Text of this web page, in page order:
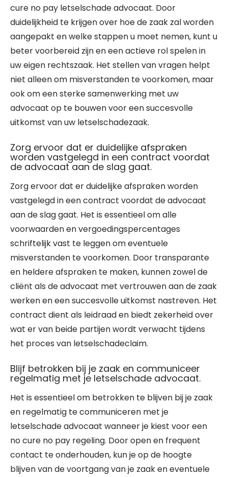
cure no pay letselschade advocaat. Door
duidelijkheid te krijgen over hoe de zaak zal worden
aangepakt en welke stappen u moet nemen, kunt u
beter voorbereid zijn en een actieve rol spelen in
uw eigen rechtszaak. Het stellen van vragen helpt
niet alleen om misverstanden te voorkomen, maar
ook om een sterke samenwerking met uw
advocaat op te bouwen voor een succesvolle
uitkomst van uw letselschadezaak.
Zorg ervoor dat er duidelijke afspraken
worden vastgelegd in een contract voordat
de advocaat aan de slag gaat.
Zorg ervoor dat er duidelijke afspraken worden
vastgelegd in een contract voordat de advocaat
aan de slag gaat. Het is essentieel om alle
voorwaarden en vergoedingspercentages
schriftelijk vast te leggen om eventuele
misverstanden te voorkomen. Door transparante
en heldere afspraken te maken, kunnen zowel de
cliënt als de advocaat met vertrouwen aan de zaak
werken en een succesvolle uitkomst nastreven. Het
contract dient als leidraad en biedt zekerheid over
wat er van beide partijen wordt verwacht tijdens
het proces van letselschadeclaim.
Blijf betrokken bij je zaak en communiceer
regelmatig met je letselschade advocaat.
Het is essentieel om betrokken te blijven bij je zaak
en regelmatig te communiceren met je
letselschade advocaat wanneer je kiest voor een
no cure no pay regeling. Door open en frequent
contact te onderhouden, kun je op de hoogte
blijven van de voortgang van je zaak en eventuele